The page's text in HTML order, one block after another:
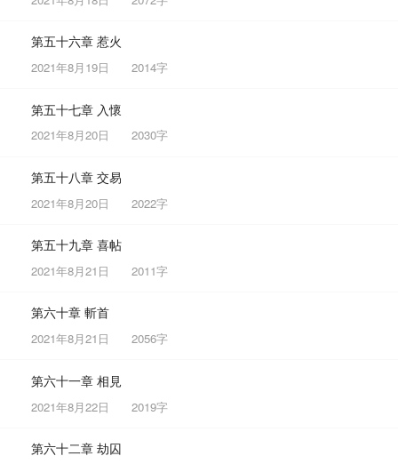
第五十六章 惹火
2021年8月19日 2014字
第五十七章 入懷
2021年8月20日 2030字
第五十八章 交易
2021年8月20日 2022字
第五十九章 喜帖
2021年8月21日 2011字
第六十章 斬首
2021年8月21日 2056字
第六十一章 相見
2021年8月22日 2019字
第六十二章 劫囚